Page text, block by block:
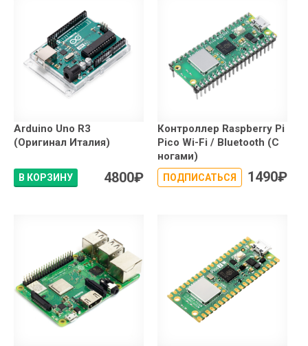
Arduino Uno R3
(Оригинал Италия)
В КОРЗИНУ 4800₽
Контроллер Raspberry Pi
Pico Wi-Fi / Bluetooth (С
ногами)
ПОДПИСАТЬСЯ 1490₽